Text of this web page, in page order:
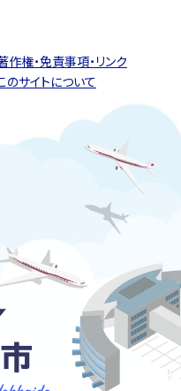
作権・免責事項・リンク
のサイトについて